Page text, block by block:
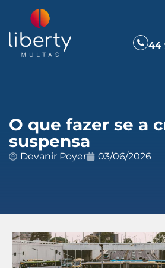
44
O que fazer se a
suspensa
Devanir Poyer 03/06/2026